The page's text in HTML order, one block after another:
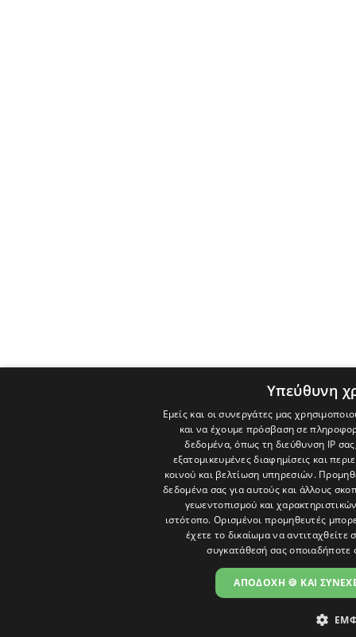
Υπεύθυνη
Εμείς και οι συνεργάτες μας
και να έχουμε πρόσβαση σε
δεδομένα, όπως τη διεύθυνση IP
εξατομικευμένες διαφημίσεις και
κοινού και βελτίωση υπηρεσιών.
δεδομένα σας για αυτούς και άλλους
γεωεντοπισμού και
ιστότοπο. Ορισμένοι προμηθευτές
έχετε το δικαίωμα να αντιταχθείτε
συγκατάθεσή σας οποιαδήποτε
ΑΠΟΔΟΧΗ 🍪 ΚΑΙ